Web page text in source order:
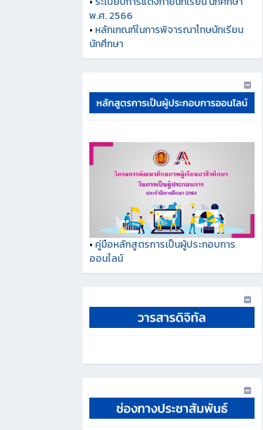
ระเบียบการแต่งกายนักเรียน นักศึกษา
พ.ศ. 2566
•หลักเกณฑ์ในการพิจารณาโทษนักเรียน
นักศึกษา
คู่มือหลักสูตรการเป็นผู้ประกอบการ
ออนไลน์